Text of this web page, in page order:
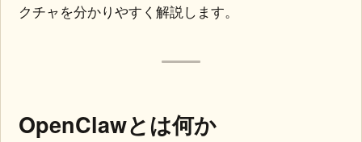
クチャを分かりやすく解説します。
OpenClawとは何か